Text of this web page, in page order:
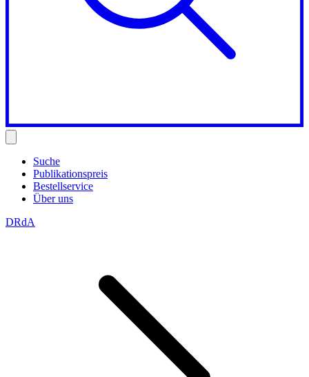
Suche
Publikationspreis
Bestellservice
Über uns
DRdA